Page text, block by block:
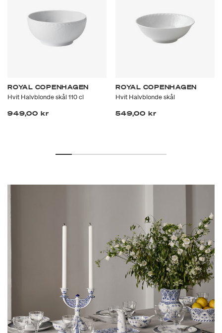
ROYAL COPENHAGEN
Hvit Halvblonde skål 110 cl
949,00 kr
ROYAL COPENHAGEN
Hvit Halvblonde skål
549,00 kr